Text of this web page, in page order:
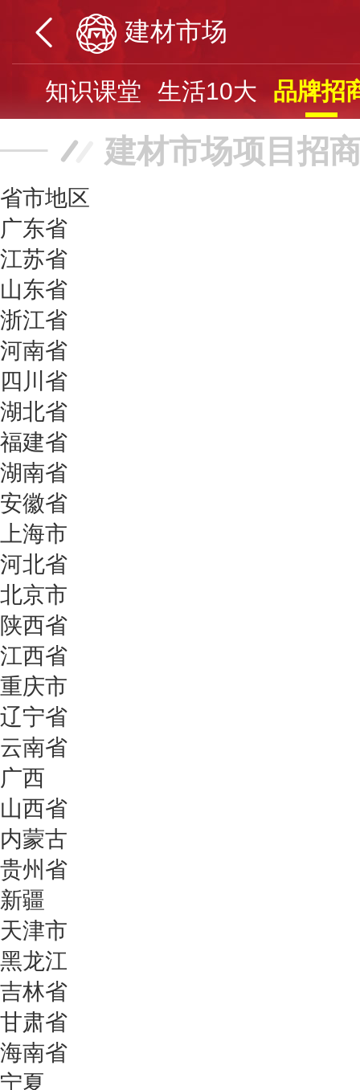
建材市场
知识课堂 生活10大 品牌招
建材市场项目招
省市地区
广东省
江苏省
山东省
浙江省
河南省
四川省
湖北省
福建省
湖南省
安徽省
上海市
河北省
北京市
陕西省
江西省
重庆市
辽宁省
云南省
广西
山西省
内蒙古
贵州省
新疆
天津市
黑龙江
吉林省
甘肃省
海南省
宁夏